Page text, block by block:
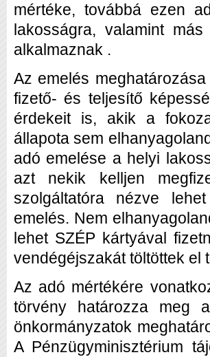
mértéke, továbbá ezen
lakosságra, valamint
alkalmaznak .
Az emelés
fizető- és teljesítő
érdekeit is, akik a
állapota sem
adó emelése a helyi
azt nekik kelljen
szolgáltatóra nézve
emelés. Nem
lehet SZÉP kártyával
vendégéjszakát töltöttek el
Az adó mértékére
törvény határozza meg
önkormányzatok
A Pénzügyminisztérium